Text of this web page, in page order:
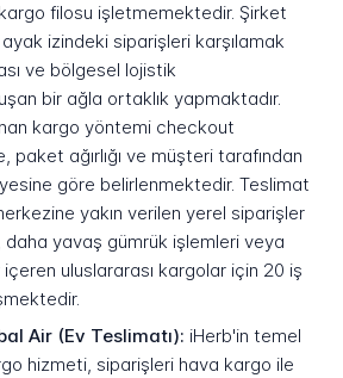
filosu işletmemektedir. Şirket
izindeki siparişleri karşılamak
ve bölgesel lojistik
bir ağla ortaklık yapmaktadır.
kargo yöntemi checkout
paket ağırlığı ve müşteri tarafından
göre belirlenmektedir. Teslimat
yakın verilen yerel siparişler
daha yavaş gümrük işlemleri veya
uluslararası kargolar için 20 iş
Air (Ev Teslimatı): iHerb'in temel
hizmeti, siparişleri hava kargo ile